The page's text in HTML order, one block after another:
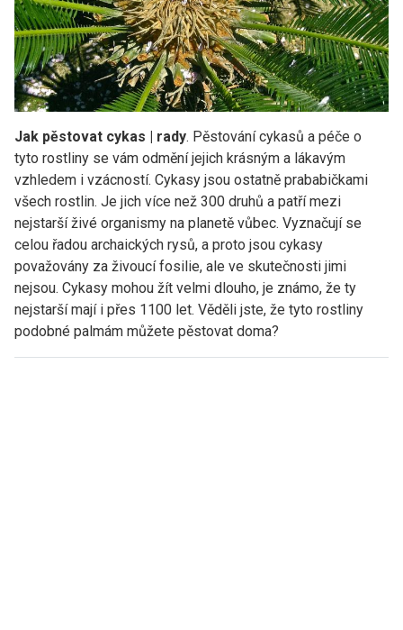
Jak pěstovat cykas | rady. Pěstování cykasů a péče o
tyto rostliny se vám odmění jejich krásným a lákavým
vzhledem i vzácností. Cykasy jsou ostatně prababičkami
všech rostlin. Je jich více než 300 druhů a patří mezi
nejstarší živé organismy na planetě vůbec. Vyznačují se
celou řadou archaických rysů, a proto jsou cykasy
považovány za živoucí fosilie, ale ve skutečnosti jimi
nejsou. Cykasy mohou žít velmi dlouho, je známo, že ty
nejstarší mají i přes 1100 let. Věděli jste, že tyto rostliny
podobné palmám můžete pěstovat doma?